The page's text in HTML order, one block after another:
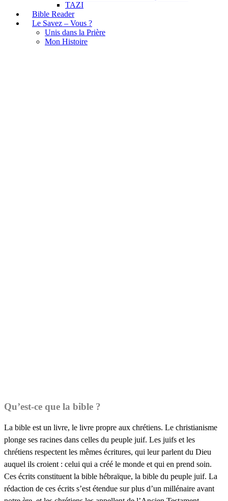
TAZI
Bible Reader
Le Savez – Vous ?
Unis dans la Prière
Mon Histoire
Qu’est-ce que la bible ?
La bible est un livre, le livre propre aux chrétiens. Le christianisme
plonge ses racines dans celles du peuple juif. Les juifs et les
chrétiens respectent les mêmes écritures, qui leur parlent du Dieu
auquel ils croient : celui qui a créé le monde et qui en prend soin.
Ces écrits constituent la bible hébraïque, la bible du peuple juif. La
rédaction de ces écrits s’est étendue sur plus d’un millénaire avant